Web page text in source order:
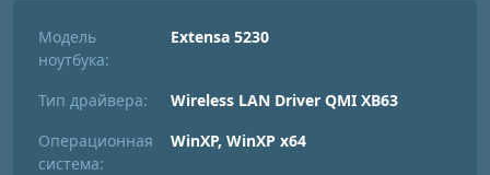
Модель
ноутбука:
Extensa 5230
Тип драйвера:
Wireless LAN Driver QMI XB63
Операционная
система:
WinXP, WinXP x64